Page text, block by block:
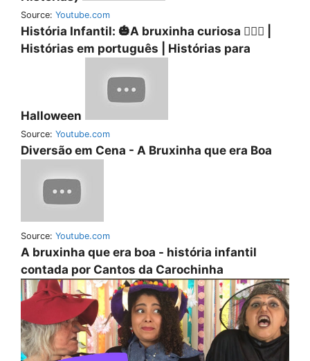
Source: Youtube.com
História Infantil: 🎃A bruxinha curiosa 🧙🏻‍♀️ |
Histórias em português | Histórias para
Halloween
Source: Youtube.com
Diversão em Cena - A Bruxinha que era Boa
Source: Youtube.com
A bruxinha que era boa - história infantil
contada por Cantos da Carochinha